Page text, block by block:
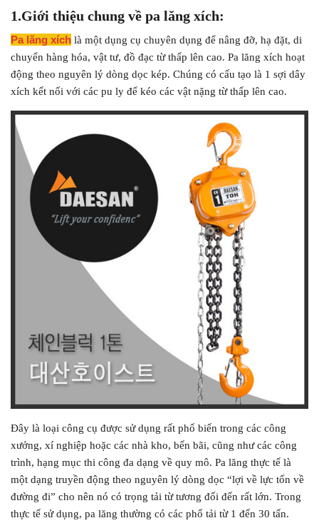
1.Giới thiệu chung về pa lăng xích:
Pa lăng xích là một dụng cụ chuyên dụng để nâng đỡ, hạ đặt, di
chuyển hàng hóa, vật tư, đồ đạc từ thấp lên cao. Pa lăng xích hoạt
động theo nguyên lý dòng dọc kép. Chúng có cấu tạo là 1 sợi dây
xích kết nối với các pu ly để kéo các vật nặng từ thấp lên cao.
Đây là loại công cụ được sử dụng rất phổ biến trong các công
xưởng, xí nghiệp hoặc các nhà kho, bến bãi, cũng như các công
trình, hạng mục thi công đa dạng về quy mô. Pa lăng thực tế là
một dạng truyền động theo nguyên lý dòng dọc “lợi về lực tốn về
đường đi” cho nên nó có trọng tải từ tương đối đến rất lớn. Trong
thực tế sử dụng, pa lăng thường có các phổ tải từ 1 đến 30 tấn.